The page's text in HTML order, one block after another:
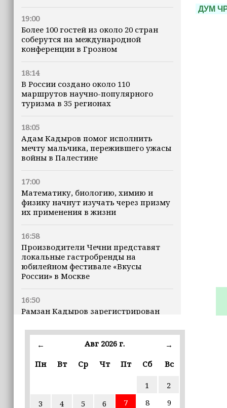
19:00
Более 100 гостей из около 20 стран
соберутся на международной
конференции в Грозном
18:14
В России создано около 110
маршрутов научно-популярного
туризма в 35 регионах
18:05
Адам Кадыров помог исполнить
мечту мальчика, пережившего ужасы
войны в Палестине
17:00
Математику, биологию, химию и
физику начнут изучать через призму
их применения в жизни
16:58
Производители Чечни представят
локальные гастробренды на
юбилейном фестивале «Вкусы
России» в Москве
16:50
Рамзан Кадыров зарегистрирован
16:47
землетрясения, рассказала
16:12
← Авг 2026 г.
→
Пн
Вт Ср Чт Пт Сб Вс
1
2
3
4 5 6 7 8
9
ДУМ